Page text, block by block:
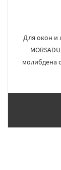
Для окон и
молибдена